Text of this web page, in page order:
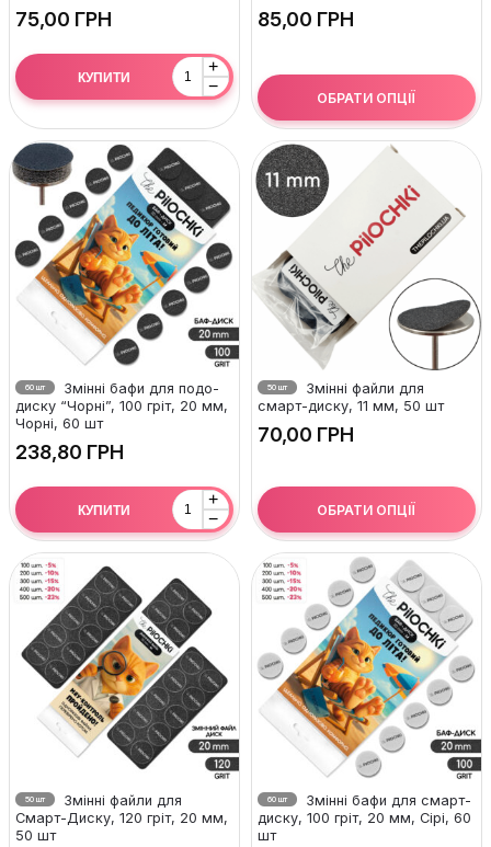
ГРН
+
−
КУПИТИ
ГРН
ОБРАТИ ОПЦІЇ
60 шт
Змінні бафи для подо-
диску “Чорні”, 100 гріт, 20 мм,
Чорні, 60 шт
ГРН
+
−
КУПИТИ
50 шт
Змінні файли для
смарт-диску, 11 мм, 50 шт
ГРН
ОБРАТИ ОПЦІЇ
50 шт
Змінні файли для
Смарт-Диску, 120 гріт, 20 мм,
50 шт
60 шт
Змінні бафи для смарт-
диску, 100 гріт, 20 мм, Сірі, 60
шт